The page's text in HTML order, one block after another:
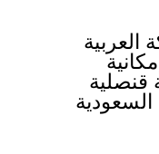
العربية
قنصلية
السعودية